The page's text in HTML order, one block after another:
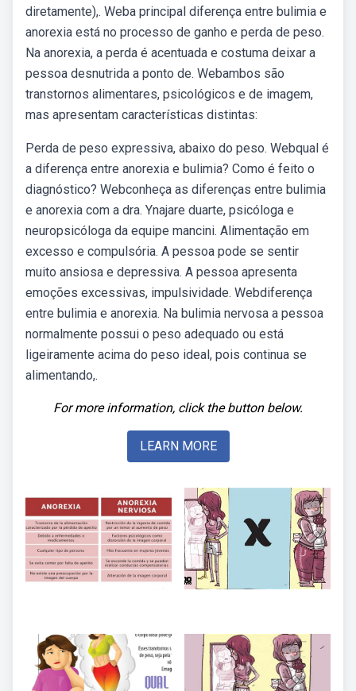
diretamente),. Weba principal diferença entre bulimia e
anorexia está no processo de ganho e perda de peso.
Na anorexia, a perda é acentuada e costuma deixar a
pessoa desnutrida a ponto de. Webambos são
transtornos alimentares, psicológicos e de imagem,
mas apresentam características distintas:
Perda de peso expressiva, abaixo do peso. Webqual é
a diferença entre anorexia e bulimia? Como é feito o
diagnóstico? Webconheça as diferenças entre bulimia
e anorexia com a dra. Ynajare duarte, psicóloga e
neuropsicóloga da equipe mancini. Alimentação em
excesso e compulsória. A pessoa pode se sentir
muito ansiosa e depressiva. A pessoa apresenta
emoções excessivas, impulsividade. Webdiferença
entre bulimia e anorexia. Na bulimia nervosa a pessoa
normalmente possui o peso adequado ou está
ligeiramente acima do peso ideal, pois continua se
alimentando,.
For more information, click the button below.
LEARN MORE